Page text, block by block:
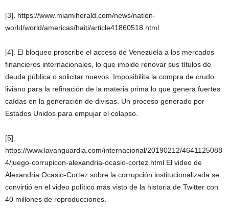
[3]. https://www.miamiherald.com/news/nation-
world/world/americas/haiti/article41860518.html
[4]. El bloqueo proscribe el acceso de Venezuela a los mercados
financieros internacionales, lo que impide renovar sus títulos de
deuda pública o solicitar nuevos. Imposibilita la compra de crudo
liviano para la refinación de la materia prima lo que genera fuertes
caídas en la generación de divisas. Un proceso generado por
Estados Unidos para empujar el colapso.
[5].
https://www.lavanguardia.com/internacional/20190212/4641125088
4/juego-corrupicon-alexandria-ocasio-cortez.html El video de
Alexandria Ocasio-Cortez sobre la corrupción institucionalizada se
convirtió en el video político más visto de la historia de Twitter con
40 millones de reproducciones.